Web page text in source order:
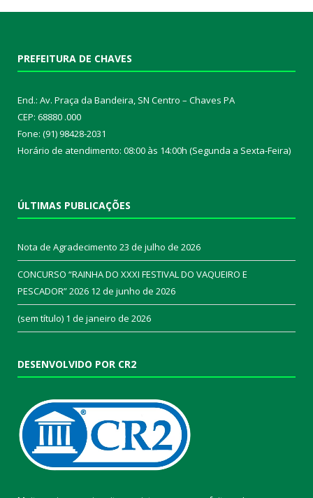
PREFEITURA DE CHAVES
End.: Av. Praça da Bandeira, SN Centro – Chaves PA
CEP: 68880 .000
Fone: (91) 98428-2031
Horário de atendimento: 08:00 às 14:00h (Segunda a Sexta-Feira)
ÚLTIMAS PUBLICAÇÕES
Nota de Agradecimento 23 de julho de 2026
CONCURSO “RAINHA DO XXXI FESTIVAL DO VAQUEIRO E
PESCADOR” 2026 12 de junho de 2026
(sem título) 1 de janeiro de 2026
DESENVOLVIDO POR CR2